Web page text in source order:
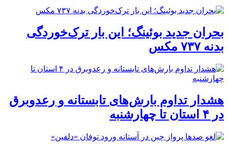
بحران جدید بوئینگ؛ این بار ترک‌خوردگی
بدنه ۷۳۷ مکس
هشدار تداوم بارش‌های تابستانه و رعدوبرق
در ۴ استان تا چهارشنبه